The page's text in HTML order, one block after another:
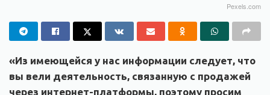
Pexels.com
«Из имеющейся у нас информации следует, что
вы вели деятельность, связанную с продажей
через интернет-платформы, поэтому просим